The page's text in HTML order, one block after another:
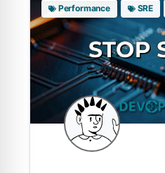
Performance SRE